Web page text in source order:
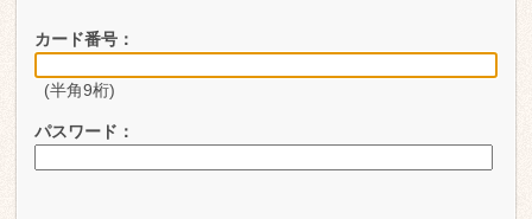
カード番号：
(半角9桁)
パスワード：